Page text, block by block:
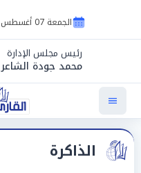
الجمعة 07 أغسطس 2026
رئيس مجلس الإدارة
محمد جودة الشاعر
الذاكرة